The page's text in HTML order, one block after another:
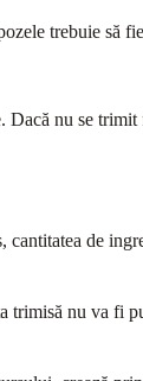
trebuie să
Dacă nu se
de
nu va fi